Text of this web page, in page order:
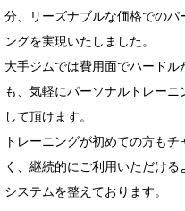
分、リーズナブルな価格でのパ
ングを実現いたしました。
大手ジムでは費用面でハードル
も、気軽にパーソナルトレーニ
して頂けます。
トレーニングが初めての方も
く、継続的にご利用いただけ
システムを整えております。